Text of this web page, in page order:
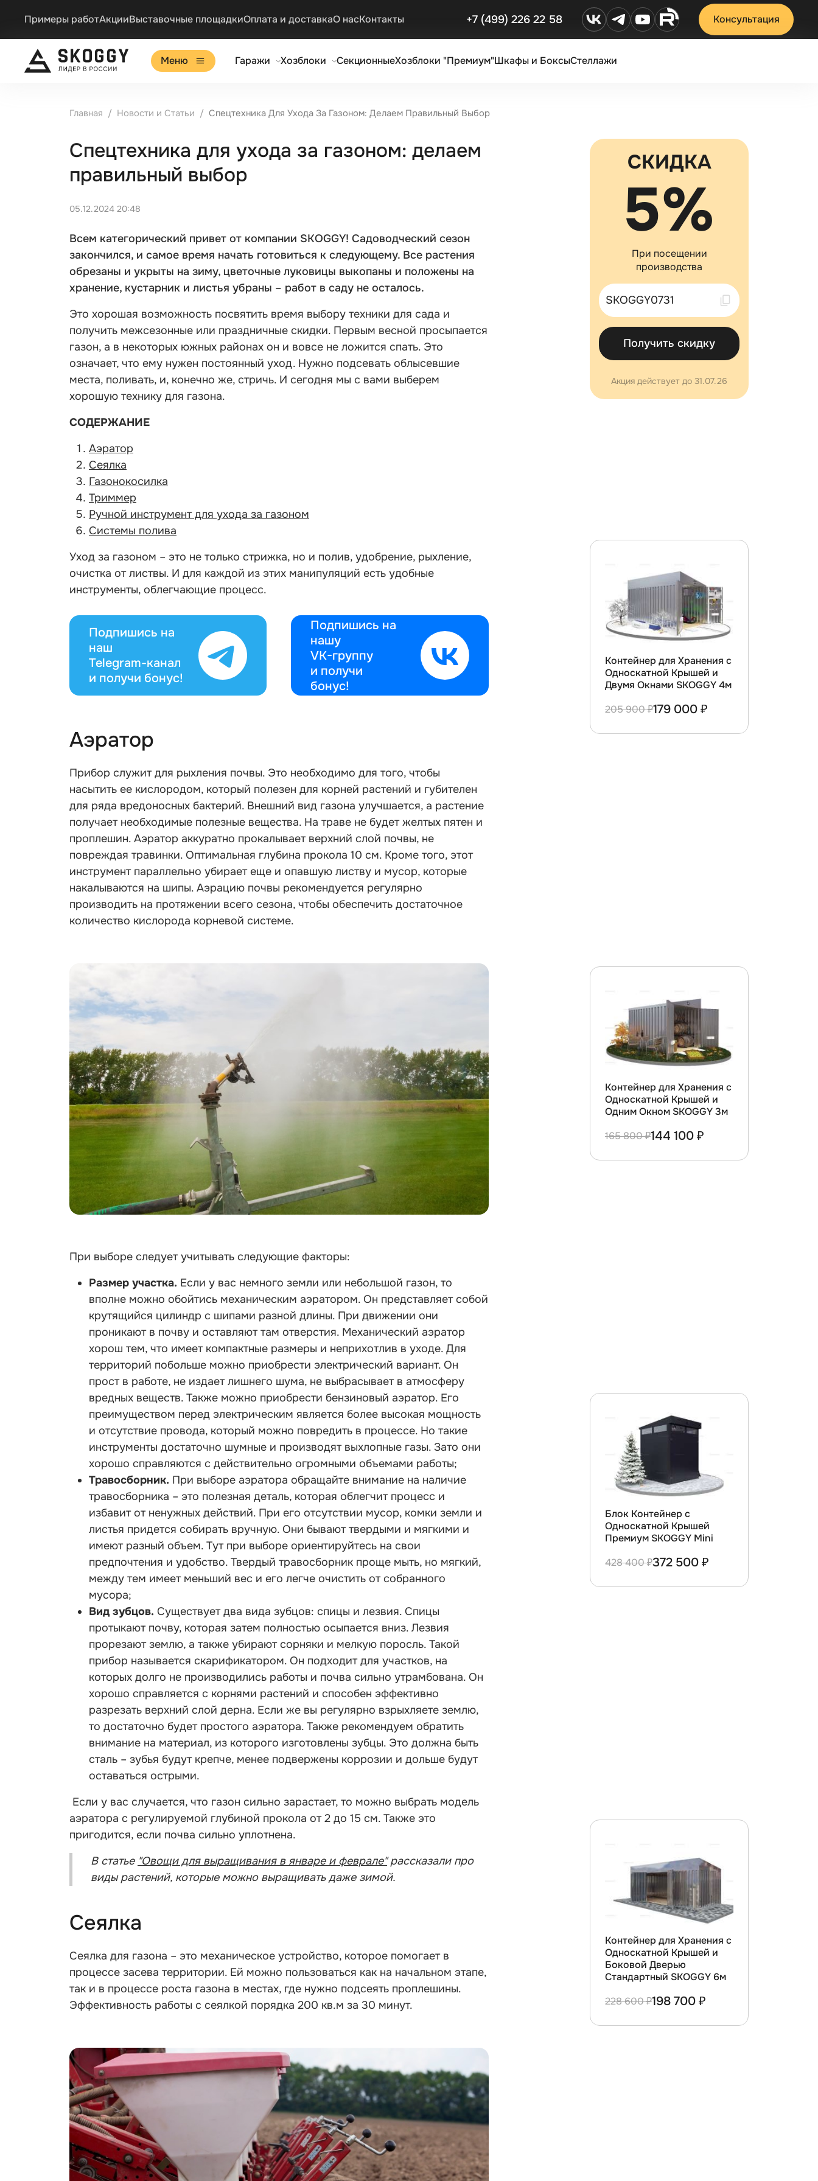
Примеры работАкцииВыставочные площадкиОплата и доставкаО насКонтакты +7 (499) 226 22 58 Консультация
Меню Гаражи Хозблоки СекционныеХозблоки "Премиум"Шкафы и БоксыСтеллажи
Главная Новости и Статьи Спецтехника Для Ухода За Газоном: Делаем Правильный Выбор
Спецтехника для ухода за газоном: делаем
правильный выбор
05.12.2024 20:48
Всем категорический привет от компании SKOGGY! Садоводческий сезон
закончился, и самое время начать готовиться к следующему. Все растения
обрезаны и укрыты на зиму, цветочные луковицы выкопаны и положены на
хранение, кустарник и листья убраны – работ в саду не осталось.
Это хорошая возможность посвятить время выбору техники для сада и
получить межсезонные или праздничные скидки. Первым весной просыпается
газон, а в некоторых южных районах он и вовсе не ложится спать. Это
означает, что ему нужен постоянный уход. Нужно подсевать облысевшие
места, поливать, и, конечно же, стричь. И сегодня мы с вами выберем
хорошую технику для газона.
СОДЕРЖАНИЕ
Аэратор
Сеялка
Газонокосилка
Триммер
Ручной инструмент для ухода за газоном
Системы полива
Уход за газоном – это не только стрижка, но и полив, удобрение, рыхление,
очистка от листвы. И для каждой из этих манипуляций есть удобные
инструменты, облегчающие процесс.
Подпишись на
наш
Telegram-канал
и получи бонус!
Подпишись на
нашу
VK-группу
и получи
бонус!
Аэратор
Прибор служит для рыхления почвы. Это необходимо для того, чтобы
насытить ее кислородом, который полезен для корней растений и губителен
для ряда вредоносных бактерий. Внешний вид газона улучшается, а растение
получает необходимые полезные вещества. На траве не будет желтых пятен и
проплешин. Аэратор аккуратно прокалывает верхний слой почвы, не
повреждая травинки. Оптимальная глубина прокола 10 см. Кроме того, этот
инструмент параллельно убирает еще и опавшую листву и мусор, которые
накалываются на шипы. Аэрацию почвы рекомендуется регулярно
производить на протяжении всего сезона, чтобы обеспечить достаточное
количество кислорода корневой системе.
При выборе следует учитывать следующие факторы:
Размер участка. Если у вас немного земли или небольшой газон, то
вполне можно обойтись механическим аэратором. Он представляет собой
крутящийся цилиндр с шипами разной длины. При движении они
проникают в почву и оставляют там отверстия. Механический аэратор
хорош тем, что имеет компактные размеры и неприхотлив в уходе. Для
территорий побольше можно приобрести электрический вариант. Он
прост в работе, не издает лишнего шума, не выбрасывает в атмосферу
вредных веществ. Также можно приобрести бензиновый аэратор. Его
преимуществом перед электрическим является более высокая мощность
и отсутствие провода, который можно повредить в процессе. Но такие
инструменты достаточно шумные и производят выхлопные газы. Зато они
хорошо справляются с действительно огромными объемами работы;
Травосборник. При выборе аэратора обращайте внимание на наличие
травосборника – это полезная деталь, которая облегчит процесс и
избавит от ненужных действий. При его отсутствии мусор, комки земли и
листья придется собирать вручную. Они бывают твердыми и мягкими и
имеют разный объем. Тут при выборе ориентируйтесь на свои
предпочтения и удобство. Твердый травосборник проще мыть, но мягкий,
между тем имеет меньший вес и его легче очистить от собранного
мусора;
Вид зубцов. Существует два вида зубцов: спицы и лезвия. Спицы
протыкают почву, которая затем полностью осыпается вниз. Лезвия
прорезают землю, а также убирают сорняки и мелкую поросль. Такой
прибор называется скарификатором. Он подходит для участков, на
которых долго не производились работы и почва сильно утрамбована. Он
хорошо справляется с корнями растений и способен эффективно
разрезать верхний слой дерна. Если же вы регулярно взрыхляете землю,
то достаточно будет простого аэратора. Также рекомендуем обратить
внимание на материал, из которого изготовлены зубцы. Это должна быть
сталь – зубья будут крепче, менее подвержены коррозии и дольше будут
оставаться острыми.
Если у вас случается, что газон сильно зарастает, то можно выбрать модель
аэратора с регулируемой глубиной прокола от 2 до 15 см. Также это
пригодится, если почва сильно уплотнена.
В статье "Овощи для выращивания в январе и феврале"рассказали про
виды растений, которые можно выращивать даже зимой.
Сеялка
Сеялка для газона – это механическое устройство, которое помогает в
процессе засева территории. Ей можно пользоваться как на начальном этапе,
так и в процессе роста газона в местах, где нужно подсеять проплешины.
Эффективность работы с сеялкой порядка 200 кв.м за 30 минут.
СКИДКА
5%
При посещении
производства
Скопировано !
Получить скидку
Акция действует до 31.07.26
Контейнер для Хранения с
Односкатной Крышей и
Двумя Окнами SKOGGY 4м
205 900 ₽179 000 ₽
Контейнер для Хранения с
Односкатной Крышей и
Одним Окном SKOGGY 3м
165 800 ₽144 100 ₽
Блок Контейнер с
Односкатной Крышей
Премиум SKOGGY Mini
428 400 ₽372 500 ₽
Контейнер для Хранения с
Односкатной Крышей и
Боковой Дверью
Стандартный SKOGGY 6м
228 600 ₽198 700 ₽